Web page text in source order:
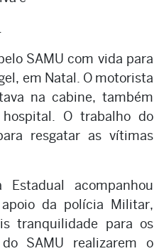
SAMU com vida para
em Natal. O motorista
na cabine, também
O trabalho do
resgatar as vítimas
Estadual acompanhou
da polícia Militar,
tranquilidade para os
SAMU realizarem o